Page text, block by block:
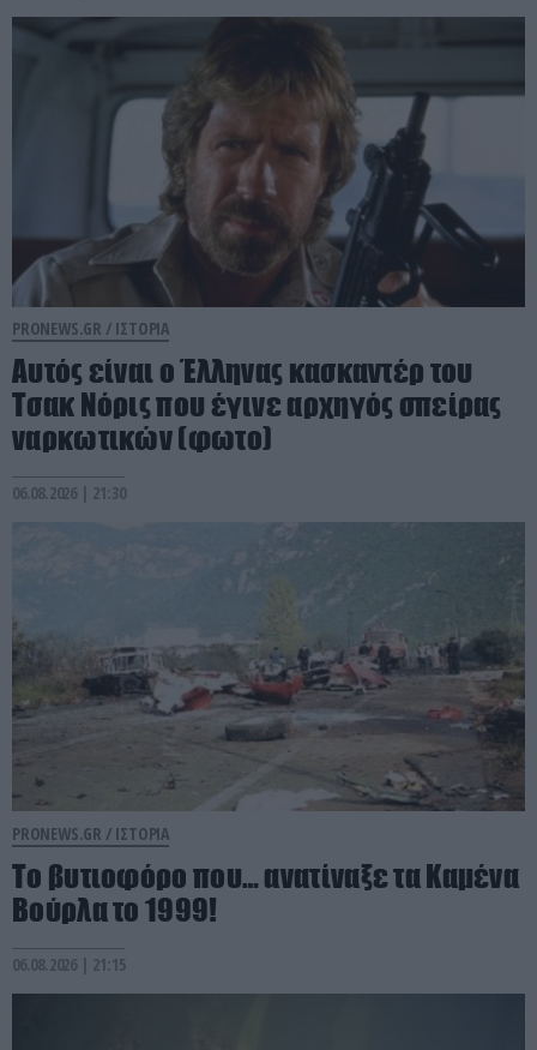
PRONEWS.GR / ΙΣΤΟΡΙΑ
Αυτός είναι ο Έλληνας κασκαντέρ του
Τσακ Νόρις που έγινε αρχηγός σπείρας
ναρκωτικών (φωτο)
06.08.2026 | 21:30
PRONEWS.GR / ΙΣΤΟΡΙΑ
Το βυτιοφόρο που… ανατίναξε τα Καμένα
Βούρλα το 1999!
06.08.2026 | 21:15